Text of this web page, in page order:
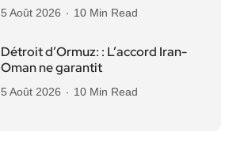
5 Août 2026 10 Min Read
Détroit d’Ormuz: : L’accord Iran-
Oman ne garantit
5 Août 2026 10 Min Read